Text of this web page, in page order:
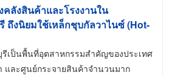
คลังสินค้าและโรงงานใน
ถึงนิยมใช้เหล็กชุบกัลวาไนซ์ (Hot-
เป็นพื้นที่อุตสาหกรรมสำคัญของประเทศ
และศูนย์กระจายสินค้าจำนวนมาก